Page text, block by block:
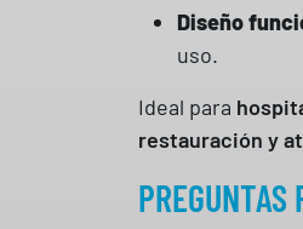
Diseño
uso.
Ideal para
restauración y
PREGUNTAS